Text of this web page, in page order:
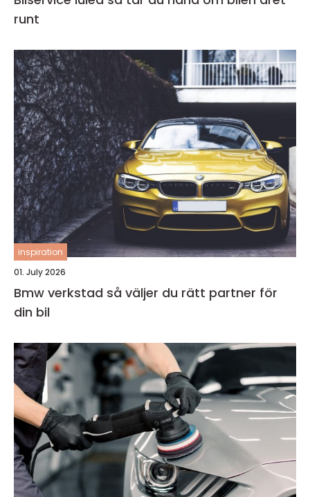
runt
inspiration
01. July 2026
Bmw verkstad så väljer du rätt partner för
din bil